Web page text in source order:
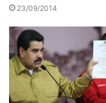
23/09/2014